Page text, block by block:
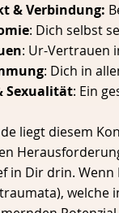
& Verbindung:
: Dich selbst
: Ur-Vertrauen
: Dich in
Sexualität: Ein
liegt diesem
in Dir drin.
welche